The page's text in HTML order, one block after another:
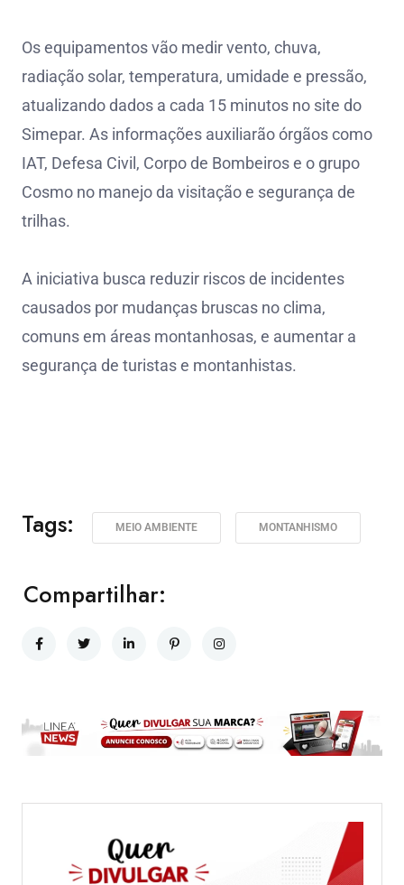
Os equipamentos vão medir vento, chuva,
radiação solar, temperatura, umidade e pressão,
atualizando dados a cada 15 minutos no site do
Simepar. As informações auxiliarão órgãos como
IAT, Defesa Civil, Corpo de Bombeiros e o grupo
Cosmo no manejo da visitação e segurança de
trilhas.
A iniciativa busca reduzir riscos de incidentes
causados por mudanças bruscas no clima,
comuns em áreas montanhosas, e aumentar a
segurança de turistas e montanhistas.
Tags: MEIO AMBIENTE MONTANHISMO
Compartilhar: